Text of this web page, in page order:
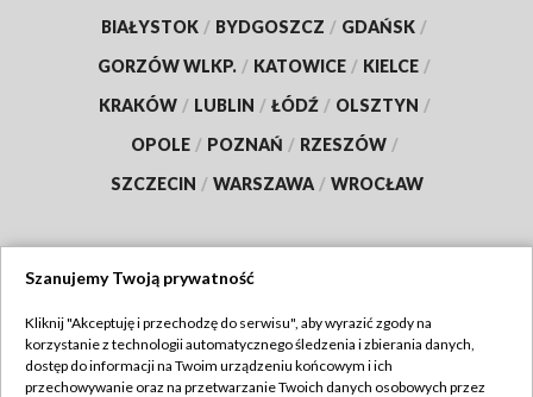
BIAŁYSTOK / BYDGOSZCZ / GDAŃSK /
GORZÓW WLKP. / KATOWICE / KIELCE /
KRAKÓW / LUBLIN / ŁÓDŹ / OLSZTYN /
OPOLE / POZNAŃ / RZESZÓW /
SZCZECIN / WARSZAWA / WROCŁAW
TVP
Abonament TVP
Szanujemy Twoją prywatność
Kliknij "Akceptuję i przechodzę do serwisu", aby wyrazić zgody na
korzystanie z technologii automatycznego śledzenia i zbierania danych,
dostęp do informacji na Twoim urządzeniu końcowym i ich
przechowywanie oraz na przetwarzanie Twoich danych osobowych przez